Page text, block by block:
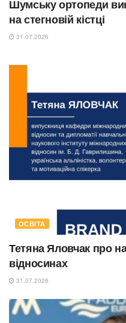
Шумську ортопеди
на стегновій кістці
31.07.2026
ОСВІТА
Тетяна Яловчак про
відносинах
31.07.2026